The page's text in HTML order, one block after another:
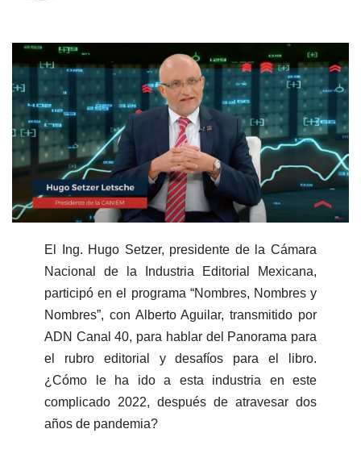
El Ing. Hugo Setzer, presidente de la Cámara
Nacional de la Industria Editorial Mexicana,
participó en el programa “Nombres, Nombres y
Nombres”, con Alberto Aguilar, transmitido por
ADN Canal 40, para hablar del Panorama para
el rubro editorial y desafíos para el libro.
¿Cómo le ha ido a esta industria en este
complicado 2022, después de atravesar dos
años de pandemia?